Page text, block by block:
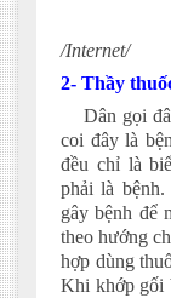
/
2- Thầy
Dân gọi
coi đây là
đều chỉ là
phải là
gây bệnh để
theo hướng
hợp dùng
Khi khớp gối